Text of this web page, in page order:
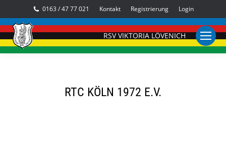
0163 / 47 77 021 Kontakt Registrierung Login
RSV VIKTORIA LÖVENICH
RTC KÖLN 1972 E.V.